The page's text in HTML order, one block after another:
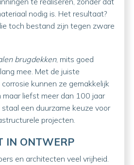
nodig is. Het resultaat?
toch bestand zijn tegen zware
brugdekken, mits goed
mee. Met de juiste
kunnen ze gemakkelijk
maar liefst meer dan 100 jaar
een duurzame keuze voor
projecten.
IN ONTWERP
en architecten veel vrijheid.